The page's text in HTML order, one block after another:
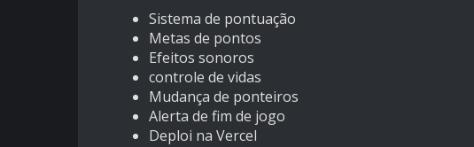
Sistema de pontuação
Metas de pontos
Efeitos sonoros
controle de vidas
Mudança de ponteiros
Alerta de fim de jogo
Deploi na Vercel